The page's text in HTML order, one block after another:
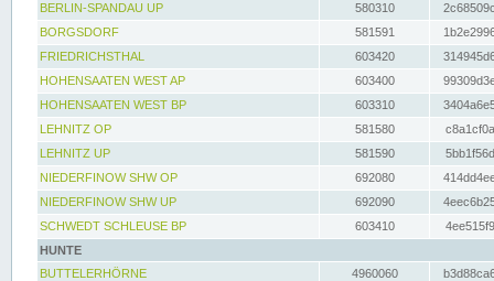
BERLIN-SPANDAU UP
580310
BORGSDORF
581591
FRIEDRICHSTHAL
603420
HOHENSAATEN WEST AP
603400
HOHENSAATEN WEST BP
603310
LEHNITZ OP
581580
LEHNITZ UP
581590
NIEDERFINOW SHW OP
692080
NIEDERFINOW SHW UP
692090
SCHWEDT SCHLEUSE BP
603410
HUNTE
BUTTELERHÖRNE
4960060